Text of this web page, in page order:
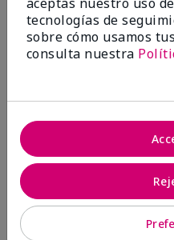
Antes &
Antes
Antes
tecnologías de
sobre cómo usamos
consulta nuestra